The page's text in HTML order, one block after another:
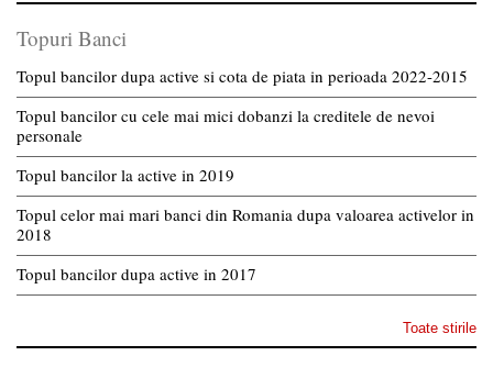
Topuri Banci
Topul bancilor dupa active si cota de piata in perioada 2022-2015
Topul bancilor cu cele mai mici dobanzi la creditele de nevoi
personale
Topul bancilor la active in 2019
Topul celor mai mari banci din Romania dupa valoarea activelor in
2018
Topul bancilor dupa active in 2017
Toate stirile